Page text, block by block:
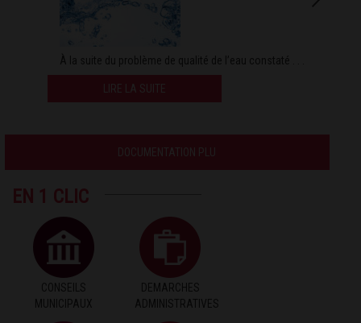
À la suite du problème de qualité de l’eau constaté . . .
LIRE LA SUITE
DOCUMENTATION PLU
EN 1 CLIC
CONSEILS
MUNICIPAUX
DEMARCHES
ADMINISTRATIVES